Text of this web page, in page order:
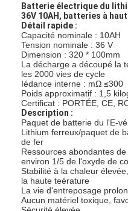
Batterie électrique du
36V 10AH, batteries à
Détail rapide :
Capacité nominale : 10AH
Tension nominale : 36 V
Dimension : 320 * 100mm
La décharge a découpé la
les 2000 vies de cycle
Iédance interne : mΩ ≤300
Poids approximatif : 1,5
Certificat : PORTÉE, CE,
Description :
Paquet de batterie du l'E-
Lithium ferreux/paquet de
de fer
Ressources abondantes
environ 1/5 de l'oxyde de
Stabilité à la chaleur
la haute teérature
La vie d'entreposage
Aucun matériel toxique,